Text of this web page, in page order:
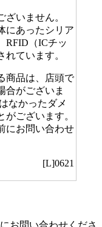
いません。
にあったシリア
RFID（ICチッ
れています。
商品は、店頭で
合がございま
なかったダメ
がございます。
にお問い合わせ
[L]0621
お問い合わせくださ